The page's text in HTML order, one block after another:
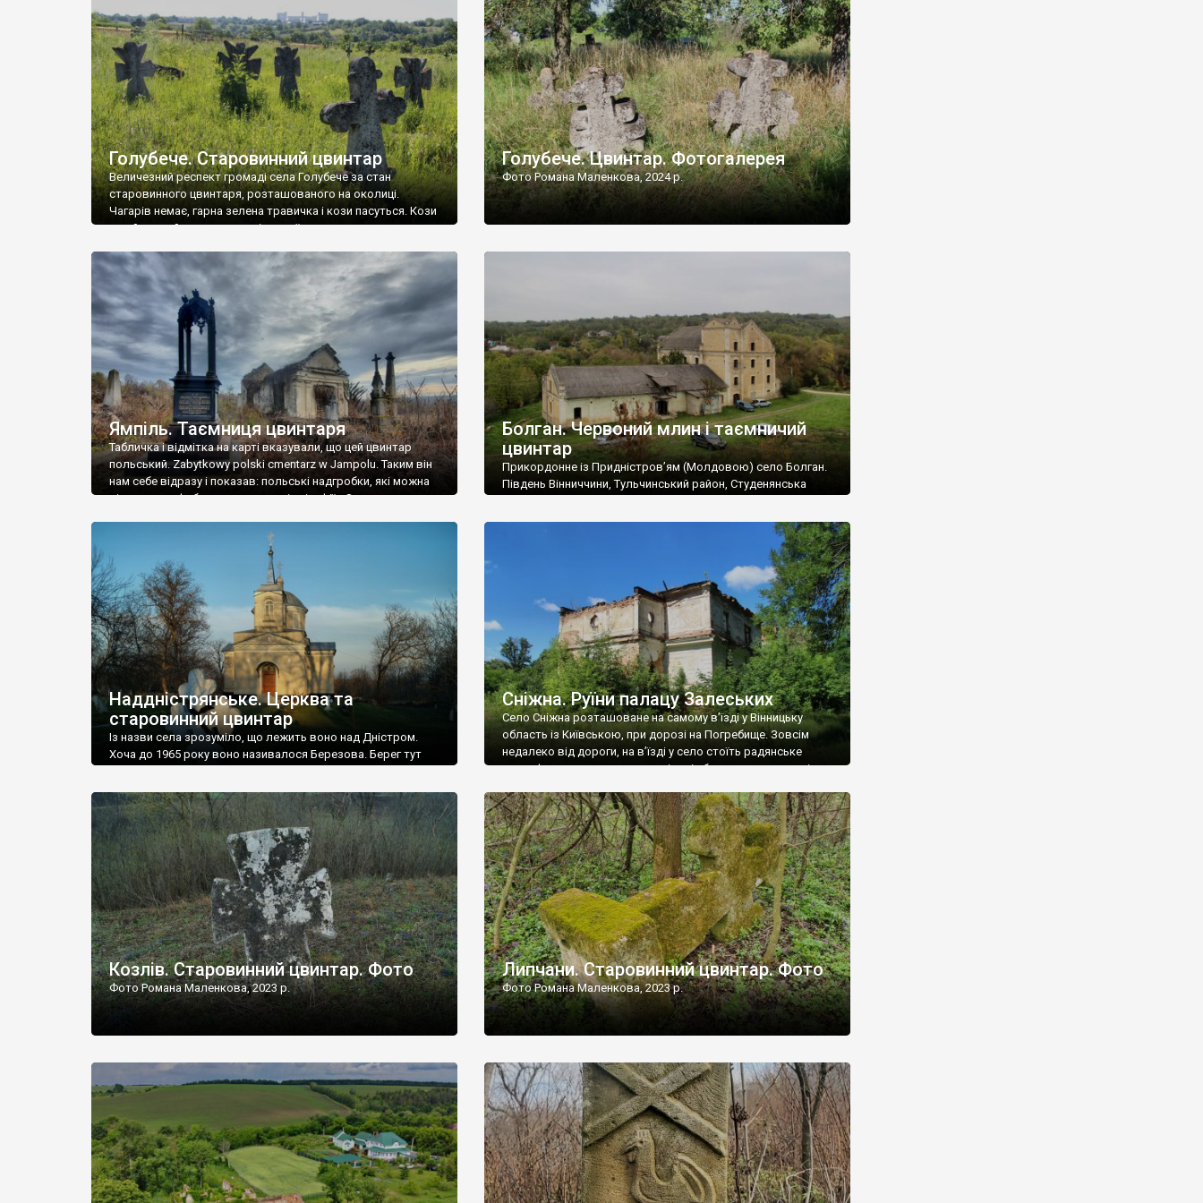
[…]
Голубече. Старовинний цвинтар
Величезний респект громаді села Голубече за стан
старовинного цвинтаря, розташованого на околиці.
Чагарів немає, гарна зелена травичка і кози пасуться. Кози
– найкращий регулятор шкідливої, для старих кладовищ,
бруньками, кози ті бруньки обгризають, бо то улюблений
делікатес. На цвинтарі у Голубечому ціла колекція
різноманітних форм хрестів. Село відносно невелике, […]
Голубече. Цвинтар. Фотогалерея
Фото Романа Маленкова, 2024 р.
Ямпіль. Таємниця цвинтаря
Табличка і відмітка на карті вказували, що цей цвинтар
польський. Zabytkowy polski cmentarz w Jampolu. Таким він
нам себе відразу і показав: польські надгробки, які можна
віднести до фабричних, польські епітафії… Загалом цвинтар
виявилося більше семи гектарів. Перше враження про
абсолютну звичайність польського цвинтаря виявилося
оманливим – […]
Болган. Червоний млин і таємничий
цвинтар
Прикордонне із Придністров’ям (Молдовою) село Болган.
Південь Вінниччини, Тульчинський район, Студенянська
старовинний цвинтар із кам’яними хрестами. Всі епітафії, які
збереглися, написані кирилицею, церковнослов’янською
мовою. За всіма традиційними ознаками – цвинтар
український. Хрести датуються 19 століттям. У 1924-1940
роках Болган […]
Наддністрянське. Церква та
старовинний цвинтар
Із назви села зрозуміло, що лежить воно над Дністром.
Хоча до 1965 року воно називалося Березова. Берег тут
Наддністрянське відрізняється від більшості навколишніх
сіл. У селі є мурована Михайлівська церква. Точної дати […]
Сніжна. Руїни палацу Залеських
Село Сніжна розташоване на самому в’їзді у Вінницьку
область із Київською, при дорозі на Погребище. Зовсім
недалеко від дороги, на в’їзді у село стоїть радянське
рельєфне пано, яке показує жінку і яблуню, а трохи далі,
дороги їх не видно, але видно дві стареньких колії у траві –
[…]
Козлів. Старовинний цвинтар. Фото
Фото Романа Маленкова, 2023 р.
Липчани. Старовинний цвинтар. Фото
Фото Романа Маленкова, 2023 р.